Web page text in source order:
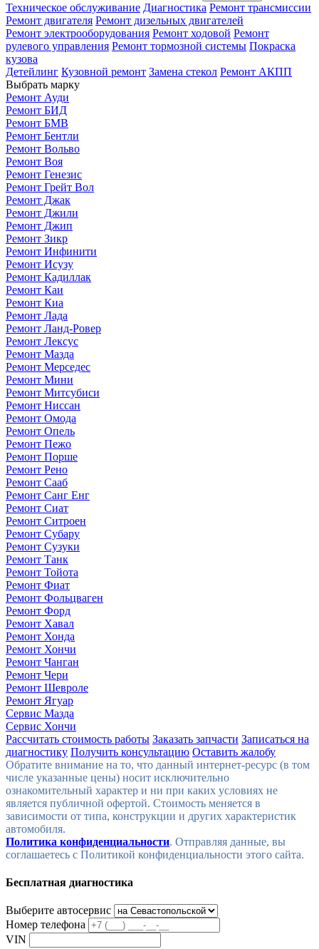
Техническое обслуживание Диагностика Ремонт трансмиссии
Ремонт двигателя Ремонт дизельных двигателей
Ремонт электрооборудования Ремонт ходовой Ремонт
рулевого управления Ремонт тормозной системы Покраска
кузова
Детейлинг Кузовной ремонт Замена стекол Ремонт АКПП
Выбрать марку
Ремонт Ауди
Ремонт БИД
Ремонт БМВ
Ремонт Бентли
Ремонт Вольво
Ремонт Воя
Ремонт Генезис
Ремонт Грейт Вол
Ремонт Джак
Ремонт Джили
Ремонт Джип
Ремонт Зикр
Ремонт Инфинити
Ремонт Исузу
Ремонт Кадиллак
Ремонт Каи
Ремонт Киа
Ремонт Лада
Ремонт Ланд-Ровер
Ремонт Лексус
Ремонт Мазда
Ремонт Мерседес
Ремонт Мини
Ремонт Митсубиси
Ремонт Ниссан
Ремонт Омода
Ремонт Опель
Ремонт Пежо
Ремонт Порше
Ремонт Рено
Ремонт Сааб
Ремонт Санг Енг
Ремонт Сиат
Ремонт Ситроен
Ремонт Субару
Ремонт Сузуки
Ремонт Танк
Ремонт Тойота
Ремонт Фиат
Ремонт Фольцваген
Ремонт Форд
Ремонт Хавал
Ремонт Хонда
Ремонт Хончи
Ремонт Чанган
Ремонт Чери
Ремонт Шевроле
Ремонт Ягуар
Сервис Мазда
Сервис Хончи
Рассчитать стоимость работы Заказать запчасти Записаться на
диагностику Получить консультацию Оставить жалобу
Политика конфиденциальности. Отправляя данные, вы
соглашаетесь с Политикой конфиденциальности этого сайта.
Бесплатная диагностика
Выберите автосервис
Номер телефона
VIN